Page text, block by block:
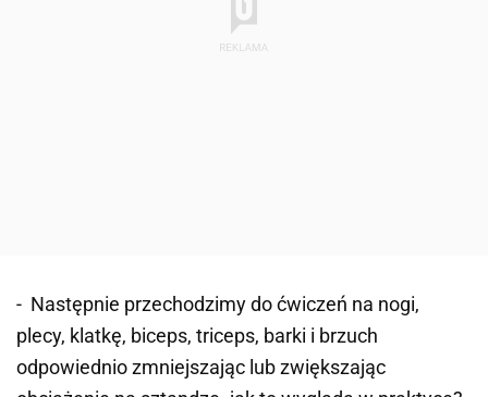
- Następnie przechodzimy do ćwiczeń na nogi,
plecy, klatkę, biceps, triceps, barki i brzuch
odpowiednio zmniejszając lub zwiększając